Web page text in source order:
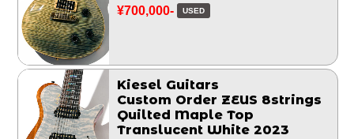
¥700,000- USED
Kiesel Guitars
Custom Order ZEUS 8strings
Quilted Maple Top
Translucent White 2023